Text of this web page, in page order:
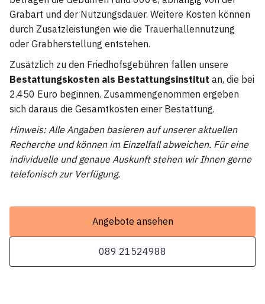
Grabart und der Nutzungsdauer. Weitere Kosten können
durch Zusatzleistungen wie die Trauerhallennutzung
oder Grabherstellung entstehen.
Zusätzlich zu den Friedhofsgebühren fallen unsere
Bestattungskosten als Bestattungsinstitut an, die bei
2.450 Euro beginnen. Zusammengenommen ergeben
sich daraus die Gesamtkosten einer Bestattung.
Hinweis: Alle Angaben basieren auf unserer aktuellen
Recherche und können im Einzelfall abweichen. Für eine
individuelle und genaue Auskunft stehen wir Ihnen gerne
telefonisch zur Verfügung.
Angebote ansehen
089 21524988